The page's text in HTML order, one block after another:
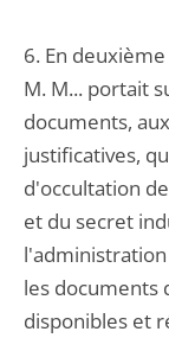
6. En
M. M... portait
documents,
justificatives,
d'occultation
et du secret
les documents
disponibles et